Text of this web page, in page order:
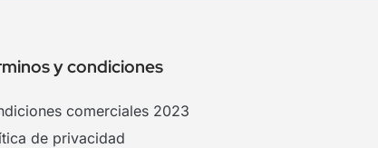
y condiciones
comerciales 2023
de privacidad